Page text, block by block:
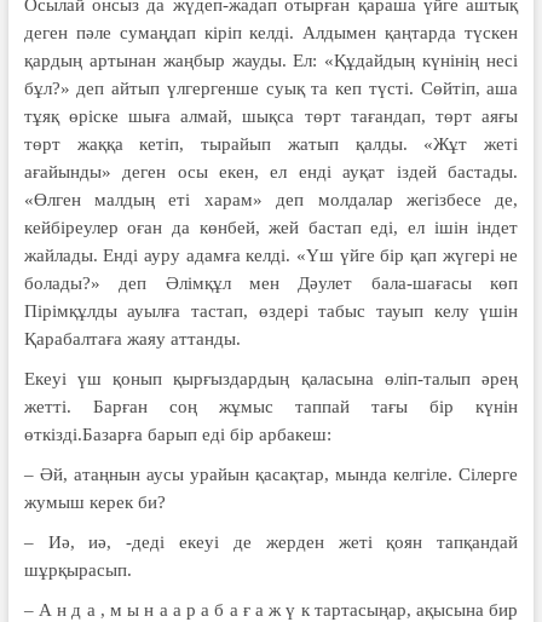
Осылай онсыз да жүдеп-жадап отырған қараша үйге аштық
деген пәле сумаңдап кіріп келді. Алдымен қаңтарда түскен
қардың артынан жаңбыр жауды. Ел: «Құдайдың күнінің несі
бұл?» деп айтып үлгергенше суық та кеп түсті. Сөйтіп, аша
тұяқ өріске шыға алмай, шықса төрт тағандап, төрт аяғы
төрт жаққа кетіп, тырайып жатып қалды. «Жұт жеті
ағайынды» деген осы екен, ел енді ауқат іздей бастады.
«Өлген малдың еті харам» деп молдалар жегізбесе де,
кейбіреулер оған да көнбей, жей бастап еді, ел ішін індет
жайлады. Енді ауру адамға келді. «Үш үйге бір қап жүгері не
болады?» деп Әлімқұл мен Дәулет бала-шағасы көп
Пірімқұлды ауылға тастап, өздері табыс тауып келу үшін
Қарабалтаға жаяу аттанды.
Екеуі үш қонып қырғыздардың қаласына өліп-талып әрең
жетті. Барған соң жұмыс таппай тағы бір күнін
өткізді.Базарға барып еді бір арбакеш:
– Әй, атаңнын аусы урайын қасақтар, мында келгіле. Сілерге
жумыш керек би?
– Иә, иә, -деді екеуі де жерден жеті қоян тапқандай
шұрқырасып.
– А н д а , м ы н а а р а б а ғ а ж ү к тартасыңар, ақысына бир